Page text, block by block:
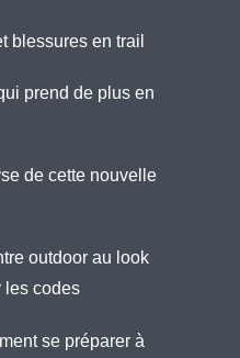
blessures en trail
prend de plus en
de cette nouvelle
outdoor au look
les codes
se préparer à